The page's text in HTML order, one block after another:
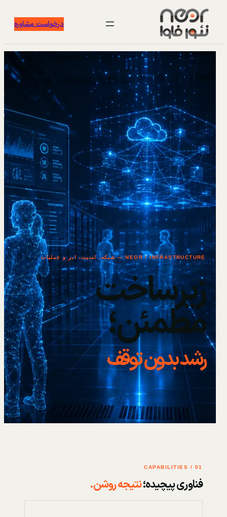
درخواست مشاوره
NEOR / INFRASTRUCTURE — شبکه، امنیت، ابر و عملیات
زیرساخت
مطمئن؛
رشد بدون توقف
01 / CAPABILITIES
فناوری پیچیده؛نتیجه روشن.